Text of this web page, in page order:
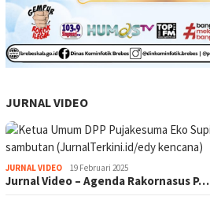
JURNAL VIDEO
JURNAL VIDEO 19 Februari 2025
Jurnal Video – Agenda Rakornasus P…